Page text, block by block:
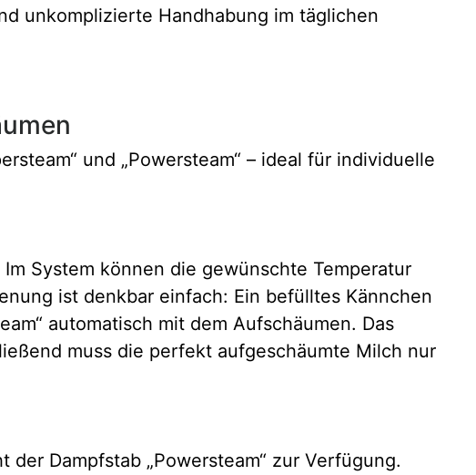
unkomplizierte Handhabung im täglichen
und „Powersteam“ – ideal für individuelle
System können die gewünschte Temperatur
ist denkbar einfach: Ein befülltes Kännchen
automatisch mit dem Aufschäumen. Das
muss die perfekt aufgeschäumte Milch nur
Dampfstab „Powersteam“ zur Verfügung.